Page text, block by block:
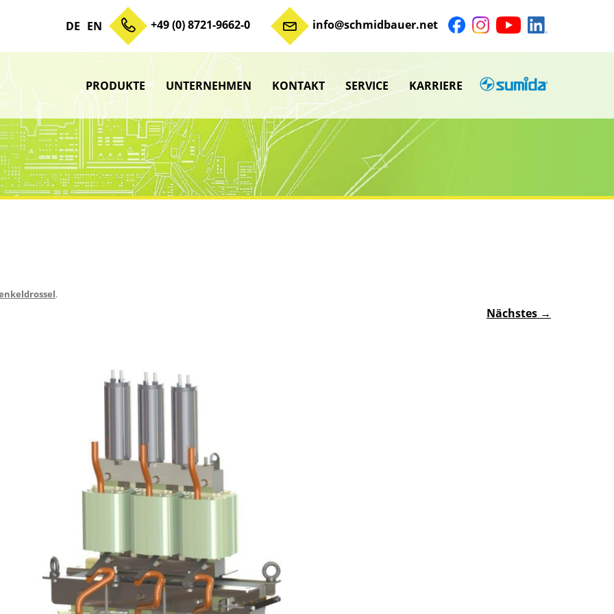
DE EN +49 (0) 8721-9662-0 info@schmidbauer.net
Zum Inhalt springen
PRODUKTE
Untermenü
anzeigen
Untermenü
anzeigen
Untermenü
anzeigen
UNTERNEHMEN KONTAKT SERVICE
Untermenü
KARRIERE SUMIDA
.
Nächstes →